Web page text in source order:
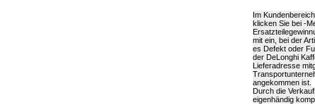
Im
klicken Sie bei -
mit ein, bei der
es Defekt oder
der DeLonghi
Lieferadresse
angekommen ist.
Durch die
eigenhändig